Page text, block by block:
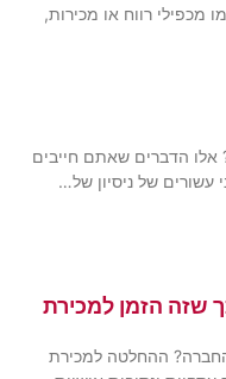
מכפילי רווח או מכירות,
אלו הדברים שאתם חייבים
שזה הזמן למכירת
החברה? ההחלטה למכירת